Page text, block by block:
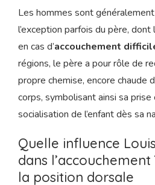
Les hommes sont généralement
l’exception parfois du père,
en cas d’accouchement
régions, le père a pour rôle de
propre chemise, encore chaude
corps, symbolisant ainsi sa prise
socialisation de l’enfant dès sa
Quelle influence
dans l’accouchement
la position dorsale